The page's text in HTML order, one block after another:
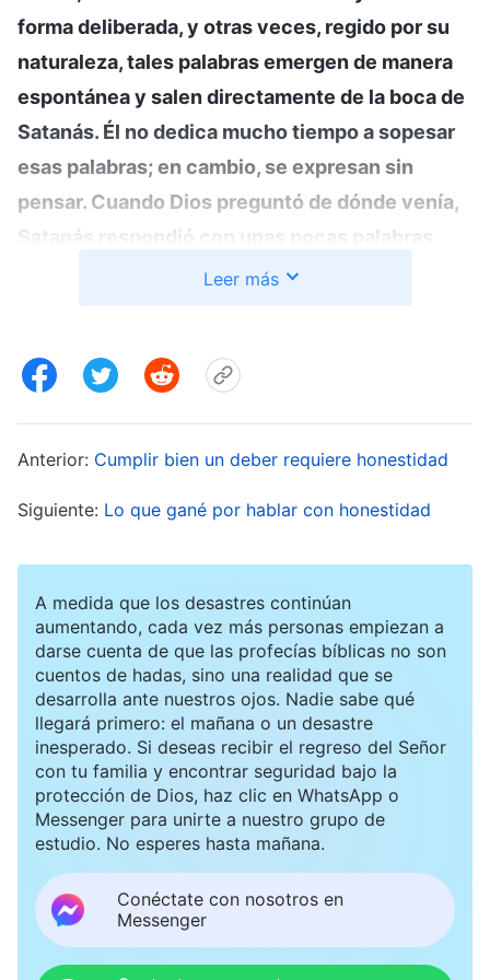
forma deliberada, y otras veces, regido por su
naturaleza, tales palabras emergen de manera
espontánea y salen directamente de la boca de
Satanás. Él no dedica mucho tiempo a sopesar
esas palabras; en cambio, se expresan sin
pensar. Cuando Dios preguntó de dónde venía,
Satanás respondió con unas pocas palabras
ambiguas. Te sientes muy desconcertado, sin
así? ¿Qué clase de forma de hablar es esta?
el propósito de despistar y confundir. Supón
No te dice directamente a dónde fue, en su
lugar contesta: ‘Vaya día fue ayer. ¡Fue
agotador!’. ¿Ha contestado tu pregunta? Lo ha
hecho, pero no te ha dado la respuesta que tú
querías. Es la ‘genialidad’ en el artificio del
lenguaje del hombre. Nunca puedes descubrir
lo que quiere decir ni percibir el origen o la
está intentando evitar porque en su corazón él
conserva su propia historia; esto es insidia
(La
Palabra, Vol. II. Sobre conocer a Dios. Dios mismo, el
Leer más
Anterior: Cumplir bien un deber requiere honestidad
Siguiente: Lo que gané por hablar con honestidad
A medida que los desastres continúan
aumentando, cada vez más personas empiezan a
darse cuenta de que las profecías bíblicas no son
cuentos de hadas, sino una realidad que se
desarrolla ante nuestros ojos. Nadie sabe qué
llegará primero: el mañana o un desastre
inesperado. Si deseas recibir el regreso del Señor
con tu familia y encontrar seguridad bajo la
protección de Dios, haz clic en WhatsApp o
Messenger para unirte a nuestro grupo de
estudio. No esperes hasta mañana.
Conéctate con nosotros en
Messenger